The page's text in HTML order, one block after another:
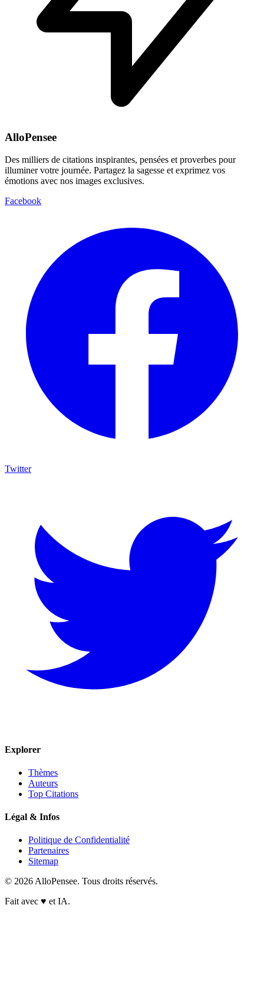
AlloPensee
Des milliers de citations inspirantes, pensées et proverbes pour
illuminer votre journée. Partagez la sagesse et exprimez vos
émotions avec nos images exclusives.
Facebook
Twitter
Explorer
Thèmes
Auteurs
Top Citations
Légal & Infos
Politique de Confidentialité
Partenaires
Sitemap
© 2026 AlloPensee. Tous droits réservés.
Fait avec ♥ et IA.